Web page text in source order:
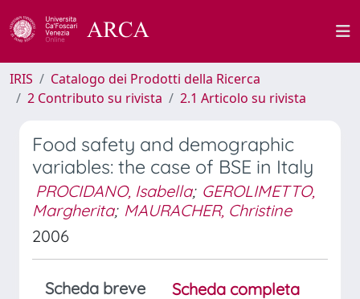
IRIS
Catalogo dei Prodotti della Ricerca
2 Contributo su rivista
2.1 Articolo su rivista
Food safety and demographic
variables: the case of BSE in Italy
PROCIDANO, Isabella; GEROLIMETTO,
Margherita; MAURACHER, Christine
2006
Scheda breve
Scheda completa